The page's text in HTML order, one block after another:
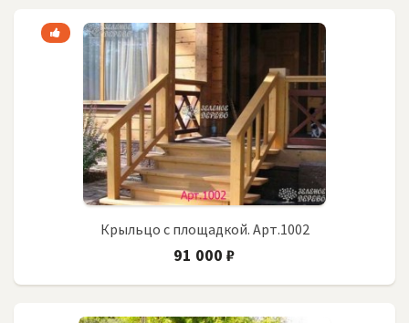
Крыльцо с площадкой. Арт.1002
91 000 ₽